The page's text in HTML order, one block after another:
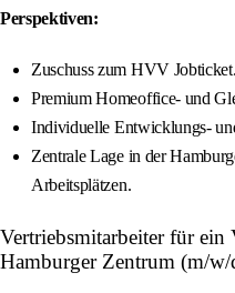
Perspektiven:
Zuschuss zum HVV Jobticket.
Premium Homeoffice- und
Individuelle Entwicklungs-
Zentrale Lage in der
Arbeitsplätzen.
Vertriebsmitarbeiter für ein
Hamburger Zentrum (m/